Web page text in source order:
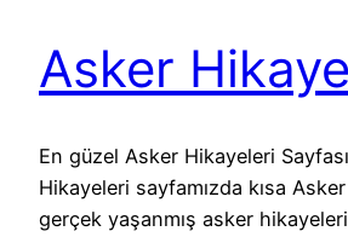
Asker
En güzel Asker Hikayeleri
Hikayeleri sayfamızda kısa
gerçek yaşanmış asker